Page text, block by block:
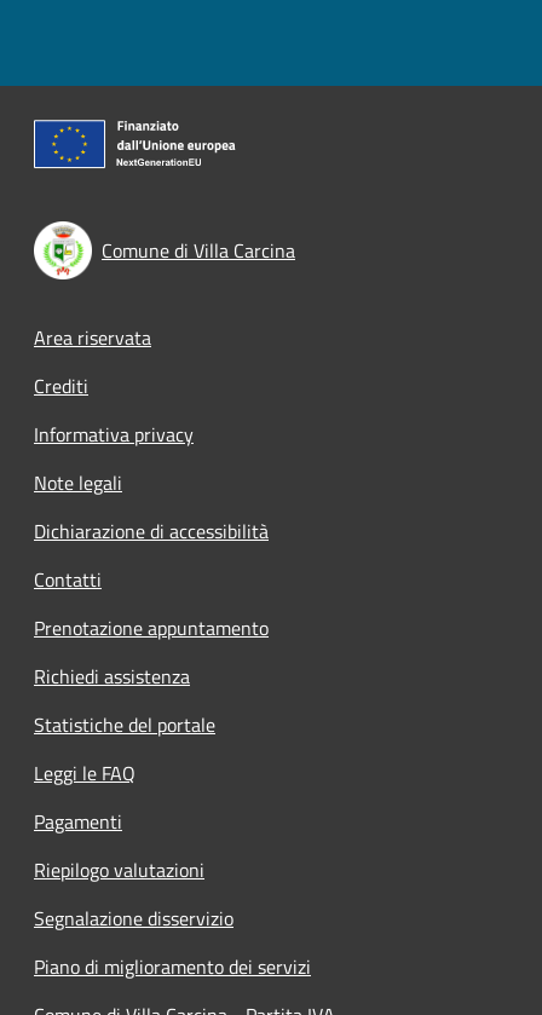
Comune di Villa Carcina
Footer menu
Area riservata
Crediti
Informativa privacy
Note legali
Dichiarazione di accessibilità
Contatti
Prenotazione appuntamento
Richiedi assistenza
Statistiche del portale
Leggi le FAQ
Pagamenti
Riepilogo valutazioni
Segnalazione disservizio
Piano di miglioramento dei servizi